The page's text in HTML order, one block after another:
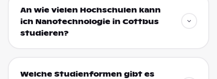
An wie vielen Hochschulen kann
ich Nanotechnologie in Cottbus
studieren?
Welche Studienformen gibt es